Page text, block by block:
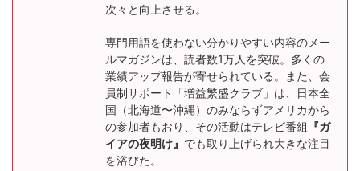
次々と向上させる。
専門用語を使わない分かりやすい内容のメー
ルマガジンは、読者数1万人を突破。多くの
業績アップ報告が寄せられている。また、会
員制サポート「増益繁盛クラブ」は、日本全
国（北海道〜沖縄）のみならずアメリカから
の参加者もおり、その活動はテレビ番組 『ガ
イアの夜明け』 でも取り上げられ大きな注目
を浴びた。